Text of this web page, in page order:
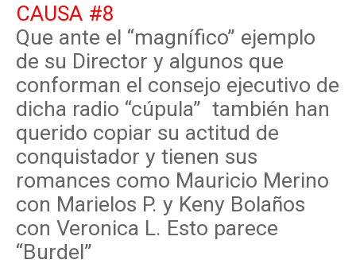
CAUSA #8
Que ante el “magnífico” ejemplo
de su Director y algunos que
conforman el consejo ejecutivo de
dicha radio “cúpula” también han
querido copiar su actitud de
conquistador y tienen sus
romances como Mauricio Merino
con Marielos P. y Keny Bolaños
con Veronica L. Esto parece
“Burdel”